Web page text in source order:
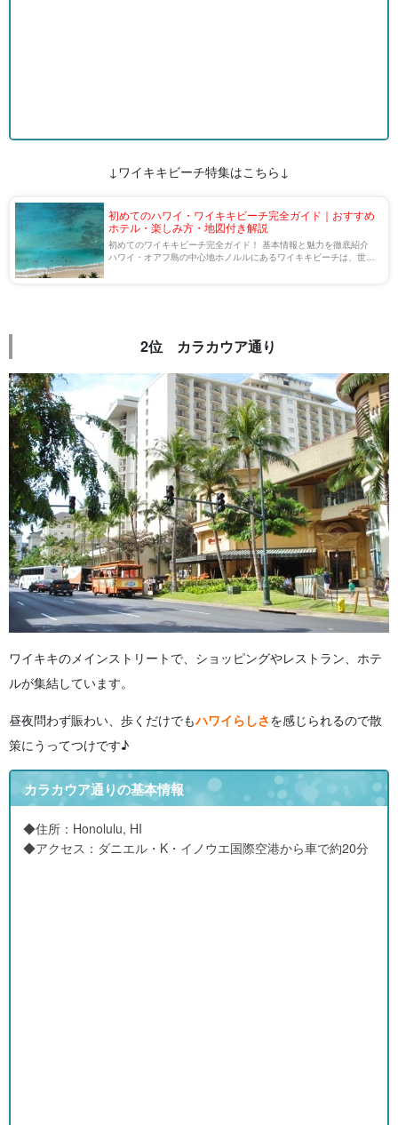
↓ワイキキビーチ特集はこちら↓
初めてのハワイ・ワイキキビーチ完全ガイド｜おすすめ
ホテル・楽しみ方・地図付き解説
初めてのワイキキビーチ完全ガイド！ 基本情報と魅力を徹底紹介
ハワイ・オアフ島の中心地ホノルルにあるワイキキビーチは、世界
2位 カラカウア通り
ワイキキのメインストリートで、ショッピングやレストラン、ホテ
ルが集結しています。
昼夜問わず賑わい、歩くだけでもハワイらしさを感じられるので散
策にうってつけです♪
カラカウア通りの基本情報
◆住所：Honolulu, HI
◆アクセス：ダニエル・K・イノウエ国際空港から車で約20分